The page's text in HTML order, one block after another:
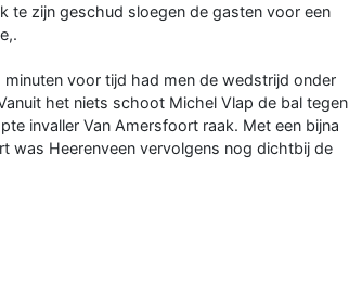
te zijn geschud sloegen de gasten voor een
voor tijd had men de wedstrijd onder
het niets schoot Michel Vlap de bal tegen
invaller Van Amersfoort raak. Met een bijna
was Heerenveen vervolgens nog dichtbij de